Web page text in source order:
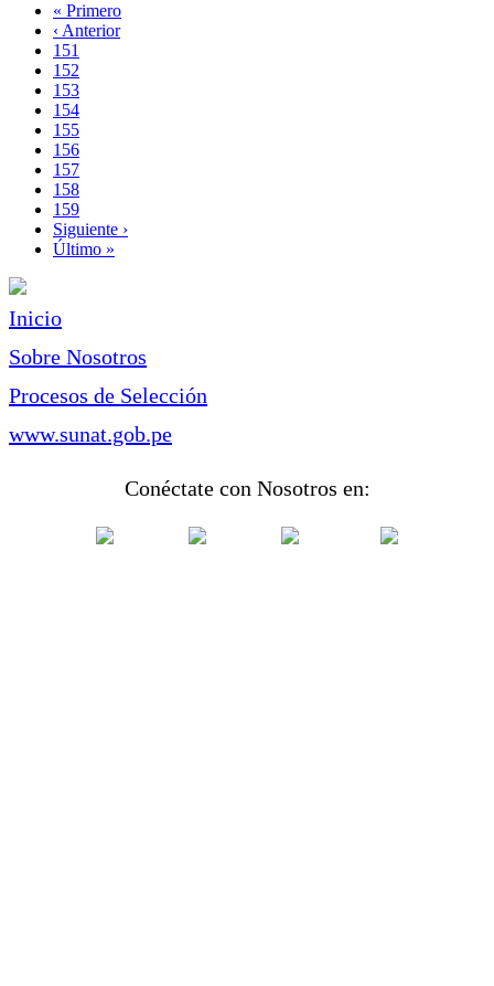
Paginación
Primera
página
« Primero
Página
anterior
‹ Anterior
Page
151
Page
152
Page
153
Page
154
Page
155
Page
156
Página
actual
157
Page
158
Page
159
Siguiente
página
Siguiente ›
Última
Último »
Inicio
Sobre Nosotros
Procesos de Selección
www.sunat.gob.pe
Conéctate con Nosotros en: